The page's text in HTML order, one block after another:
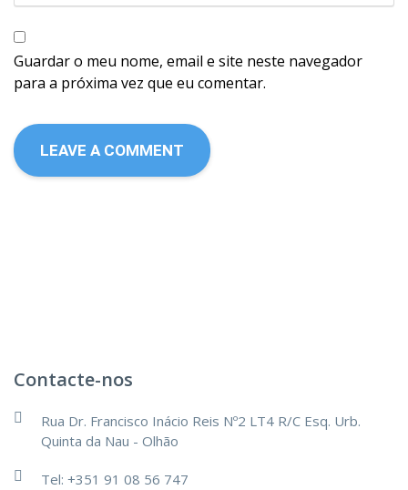
Guardar o meu nome, email e site neste navegador
para a próxima vez que eu comentar.
Contacte-nos
Rua Dr. Francisco Inácio Reis Nº2 LT4 R/C Esq. Urb.
Quinta da Nau - Olhão
Tel: +351 91 08 56 747